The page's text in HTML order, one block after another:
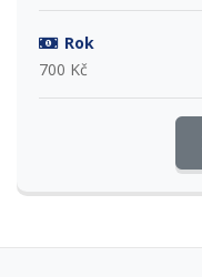
Rok
700 Kč